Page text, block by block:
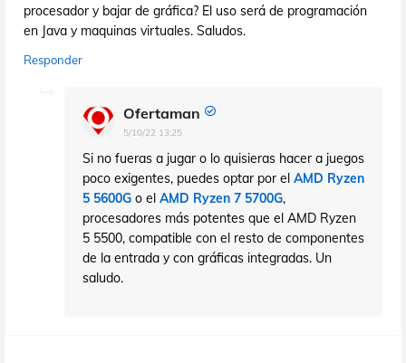
procesador y bajar de gráfica? El uso será de programación
en Java y maquinas virtuales. Saludos.
Responder
Ofertaman
5/10/22 13:25
Si no fueras a jugar o lo quisieras hacer a juegos
poco exigentes, puedes optar por el AMD Ryzen
5 5600G o el AMD Ryzen 7 5700G,
procesadores más potentes que el AMD Ryzen
5 5500, compatible con el resto de componentes
de la entrada y con gráficas integradas. Un
saludo.